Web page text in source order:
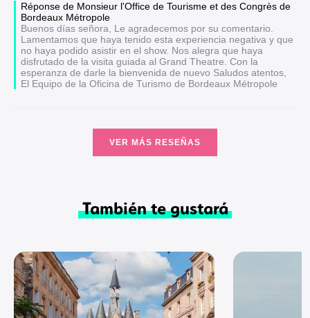
Réponse de Monsieur l'Office de Tourisme et des Congrès de
Bordeaux Métropole
Buenos días señora, Le agradecemos por su comentario.
Lamentamos que haya tenido esta experiencia negativa y que
no haya podido asistir en el show. Nos alegra que haya
disfrutado de la visita guiada al Grand Theatre. Con la
esperanza de darle la bienvenida de nuevo Saludos atentos,
El Equipo de la Oficina de Turismo de Bordeaux Métropole
VER MÁS RESEÑAS
También te gustará